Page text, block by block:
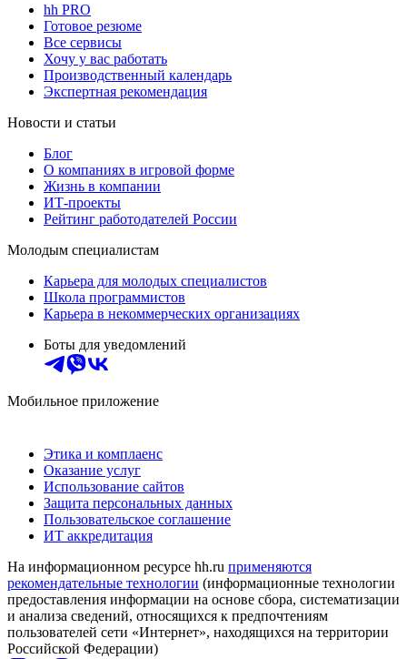
hh PRO
Готовое резюме
Все сервисы
Хочу у вас работать
Производственный календарь
Экспертная рекомендация
Новости и статьи
Блог
О компаниях в игровой форме
Жизнь в компании
ИТ-проекты
Рейтинг работодателей России
Молодым специалистам
Карьера для молодых специалистов
Школа программистов
Карьера в некоммерческих организациях
Боты для уведомлений
Мобильное приложение
Этика и комплаенс
Оказание услуг
Использование сайтов
Защита персональных данных
Пользовательское соглашение
ИТ аккредитация
На информационном ресурсе hh.ru применяются
рекомендательные технологии (информационные технологии
предоставления информации на основе сбора, систематизации
и анализа сведений, относящихся к предпочтениям
пользователей сети «Интернет», находящихся на территории
Российской Федерации)